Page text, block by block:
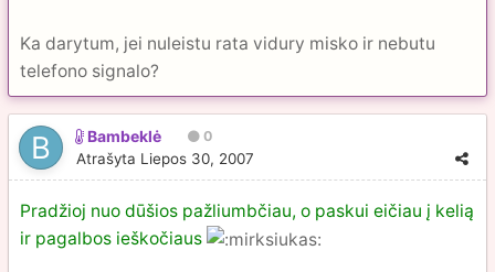
Ka darytum, jei nuleistu rata vidury misko ir nebutu
telefono signalo?
Bambeklė 0
Atrašyta Liepos 30, 2007
Pradžioj nuo dūšios pažliumbčiau, o paskui eičiau į kelią
ir pagalbos ieškočiaus